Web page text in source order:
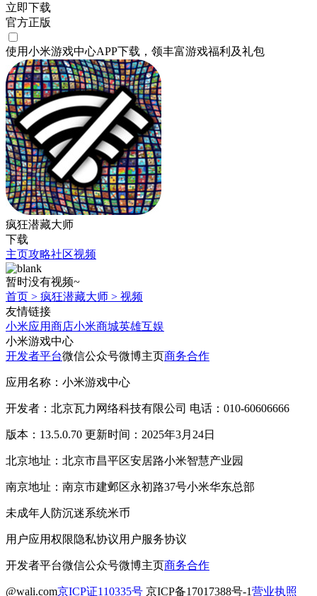
立即下载
官方正版
使用小米游戏中心APP下载 ，领丰富游戏福利 及礼包
疯狂潜藏大师
下载
主页攻略社区视频
暂时没有视频~
首页 > 疯狂潜藏大师 > 视频
友情链接
小米应用商店小米商城英雄互娱
小米游戏中心
开发者平台微信公众号微博主页商务合作
应用名称：小米游戏中心
开发者：北京瓦力网络科技有限公司 电话：010-60606666
版本：13.5.0.70 更新时间：2025年3月24日
北京地址：北京市昌平区安居路小米智慧产业园
南京地址：南京市建邺区永初路37号小米华东总部
未成年人防沉迷系统米币
用户应用权限隐私协议用户服务协议
开发者平台微信公众号微博主页商务合作
@wali.com京ICP证110335号 京ICP备17017388号-1营业执照